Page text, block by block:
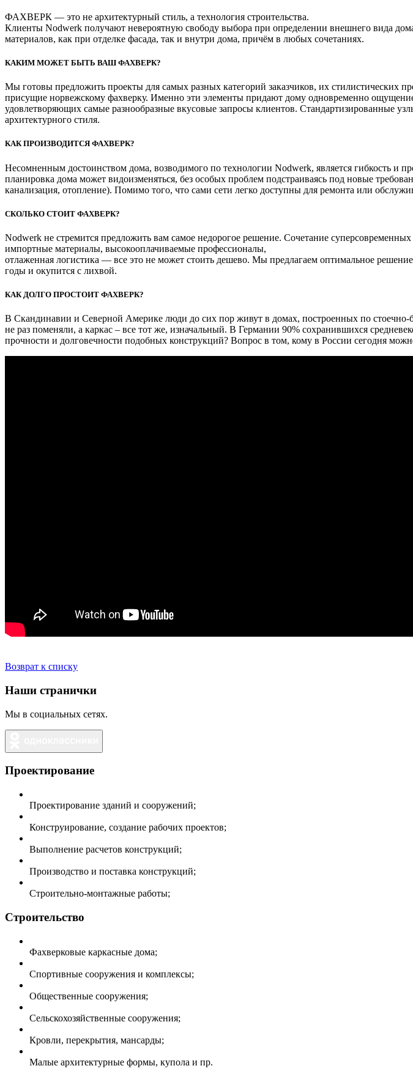
ФАХВЕРК — это не архитектурный стиль, а технология строительства.
Клиенты Nodwerk получают невероятную свободу выбора при определении внешнего вида
материалов, как при отделке фасада, так и внутри дома, причём в любых сочетаниях.
КАКИМ МОЖЕТ БЫТЬ ВАШ ФАХВЕРК?
Мы готовы предложить проекты для самых разных категорий заказчиков, их стилистических
присущие норвежскому фахверку. Именно эти элементы придают дому одновременно
удовлетворяющих самые разнообразные вкусовые запросы клиентов. Стандартизированные
архитектурного стиля.
КАК ПРОИЗВОДИТСЯ ФАХВЕРК?
Несомненным достоинством дома, возводимого по технологии Nodwerk, является гибкость и
планировка дома может видоизменяться, без особых проблем подстраиваясь под новые
канализация, отопление). Помимо того, что сами сети легко доступны для ремонта или
СКОЛЬКО СТОИТ ФАХВЕРК?
Nodwerk не стремится предложить вам самое недорогое решение. Сочетание
импортные материалы, высокооплачиваемые профессионалы,
отлаженная логистика — все это не может стоить дешево. Мы предлагаем оптимальное
годы и окупится с лихвой.
КАК ДОЛГО ПРОСТОИТ ФАХВЕРК?
В Скандинавии и Северной Америке люди до сих пор живут в домах, построенных по
не раз поменяли, а каркас – все тот же, изначальный. В Германии 90% сохранившихся
прочности и долговечности подобных конструкций? Вопрос в том, кому в России сегодня
Возврат к списку
Наши странички
Мы в социальных сетях.
Проектирование
Проектирование зданий и сооружений;
Конструирование, создание рабочих проектов;
Выполнение расчетов конструкций;
Производство и поставка конструкций;
Строительно-монтажные работы;
Строительство
Фахверковые каркасные дома;
Спортивные сооружения и комплексы;
Общественные сооружения;
Сельскохозяйственные сооружения;
Кровли, перекрытия, мансарды;
Малые архитектурные формы, купола и пр.